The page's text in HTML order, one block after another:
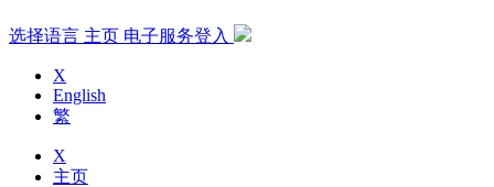
选择语言 主页 电子服务登入
X
English
繁
X
主页